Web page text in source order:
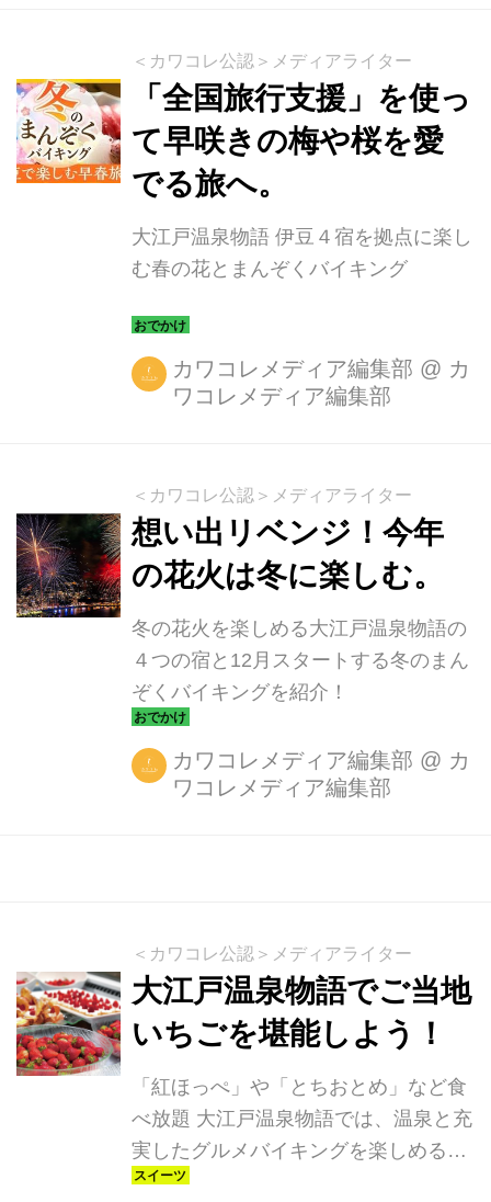
ます。 ※かに食べ放題は紅ずわい蟹ま
たはトゲずわい蟹の脚と爪のみの提供
です。 ※かに食べ放題は7月20日まで
開催予定ですが、仕入れ状況により延
長または一旦終了後に再開する場合が
なるピリ辛メニューや、夏のスタミナ
補給にぴったりのうなぎを使った...
＜カワコレ公認＞メディアライター
「全国旅行支援」を使っ
て早咲きの梅や桜を愛
でる旅へ。
大江戸温泉物語 伊豆４宿を拠点に楽し
む春の花とまんぞくバイキング
カワコレメディア編集部 @ カ
ワコレメディア編集部
＜カワコレ公認＞メディアライター
想い出リベンジ！今年
の花火は冬に楽しむ。
冬の花火を楽しめる大江戸温泉物語の
４つの宿と12月スタートする冬のまん
ぞくバイキングを紹介！
カワコレメディア編集部 @ カ
ワコレメディア編集部
＜カワコレ公認＞メディアライター
大江戸温泉物語でご当地
いちごを堪能しよう！
「紅ほっぺ」や「とちおとめ」など食
べ放題 大江戸温泉物語では、温泉と充
実したグルメバイキングを楽しめるよ
う、夕食のバイキングにて旬の食材で